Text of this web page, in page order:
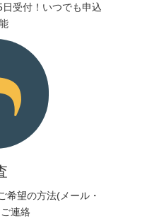
受付！いつでも申込
希望の方法(メール・
連絡